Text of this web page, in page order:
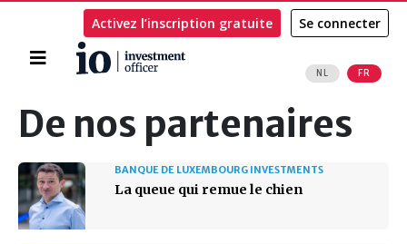
Accueil
NL FR
Activez l’inscription gratuite Se connecter
De nos partenaires
BANQUE DE LUXEMBOURG INVESTMENTS
La queue qui remue le chien